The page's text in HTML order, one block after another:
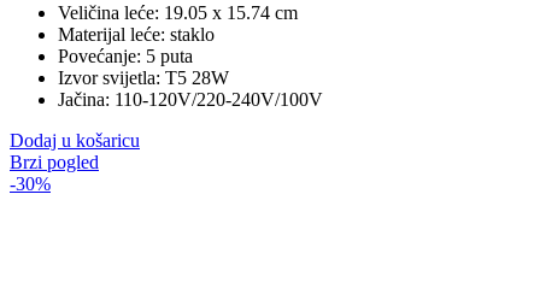
Veličina leće: 19.05 x 15.74 cm
Materijal leće: staklo
Povećanje: 5 puta
Izvor svijetla: T5 28W
Jačina: 110-120V/220-240V/100V
Dodaj u košaricu
Brzi pogled
-30%